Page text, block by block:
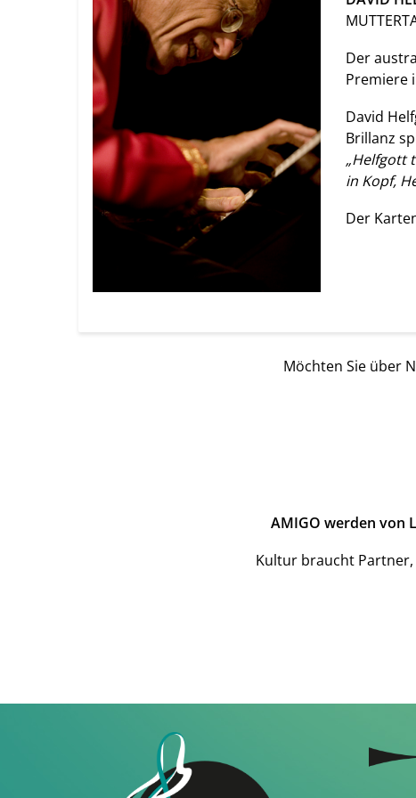
Der
Premiere
David
Brillanz
„Helfgott
in Kopf,
Der
Möchten Sie über
AMIGO werden von
Kultur braucht